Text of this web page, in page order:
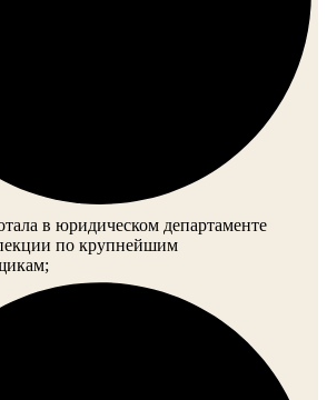
в юридическом департаменте
по крупнейшим